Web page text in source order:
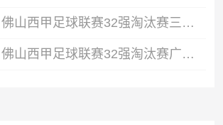
08月03日佛山西甲足球联赛32强淘汰赛三水乐民兴健力宝VS中国澳门澳科精英全场录像
08月03日佛山西甲足球联赛32强淘汰赛广东凤铝VS湛江八部科技全场录像